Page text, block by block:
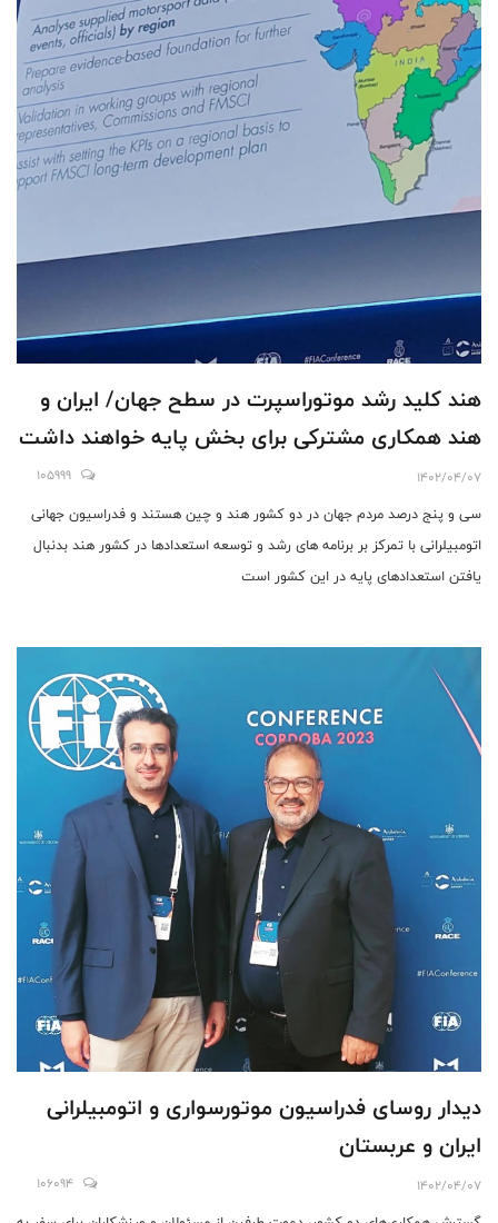
هند کلید رشد موتوراسپرت در سطح جهان/ ایران و
هند همکاری مشترکی برای بخش پایه خواهند داشت
1402/04/07
105999
سی و پنج درصد مردم جهان در دو کشور هند و چین هستند و فدراسیون جهانی
اتومبیلرانی با تمرکز بر برنامه های رشد و توسعه استعدادها در کشور هند بدنبال
یافتن استعدادهای پایه در این کشور است
دیدار روسای فدراسیون موتورسواری و اتومبیلرانی
ایران و عربستان
1402/04/07
106094